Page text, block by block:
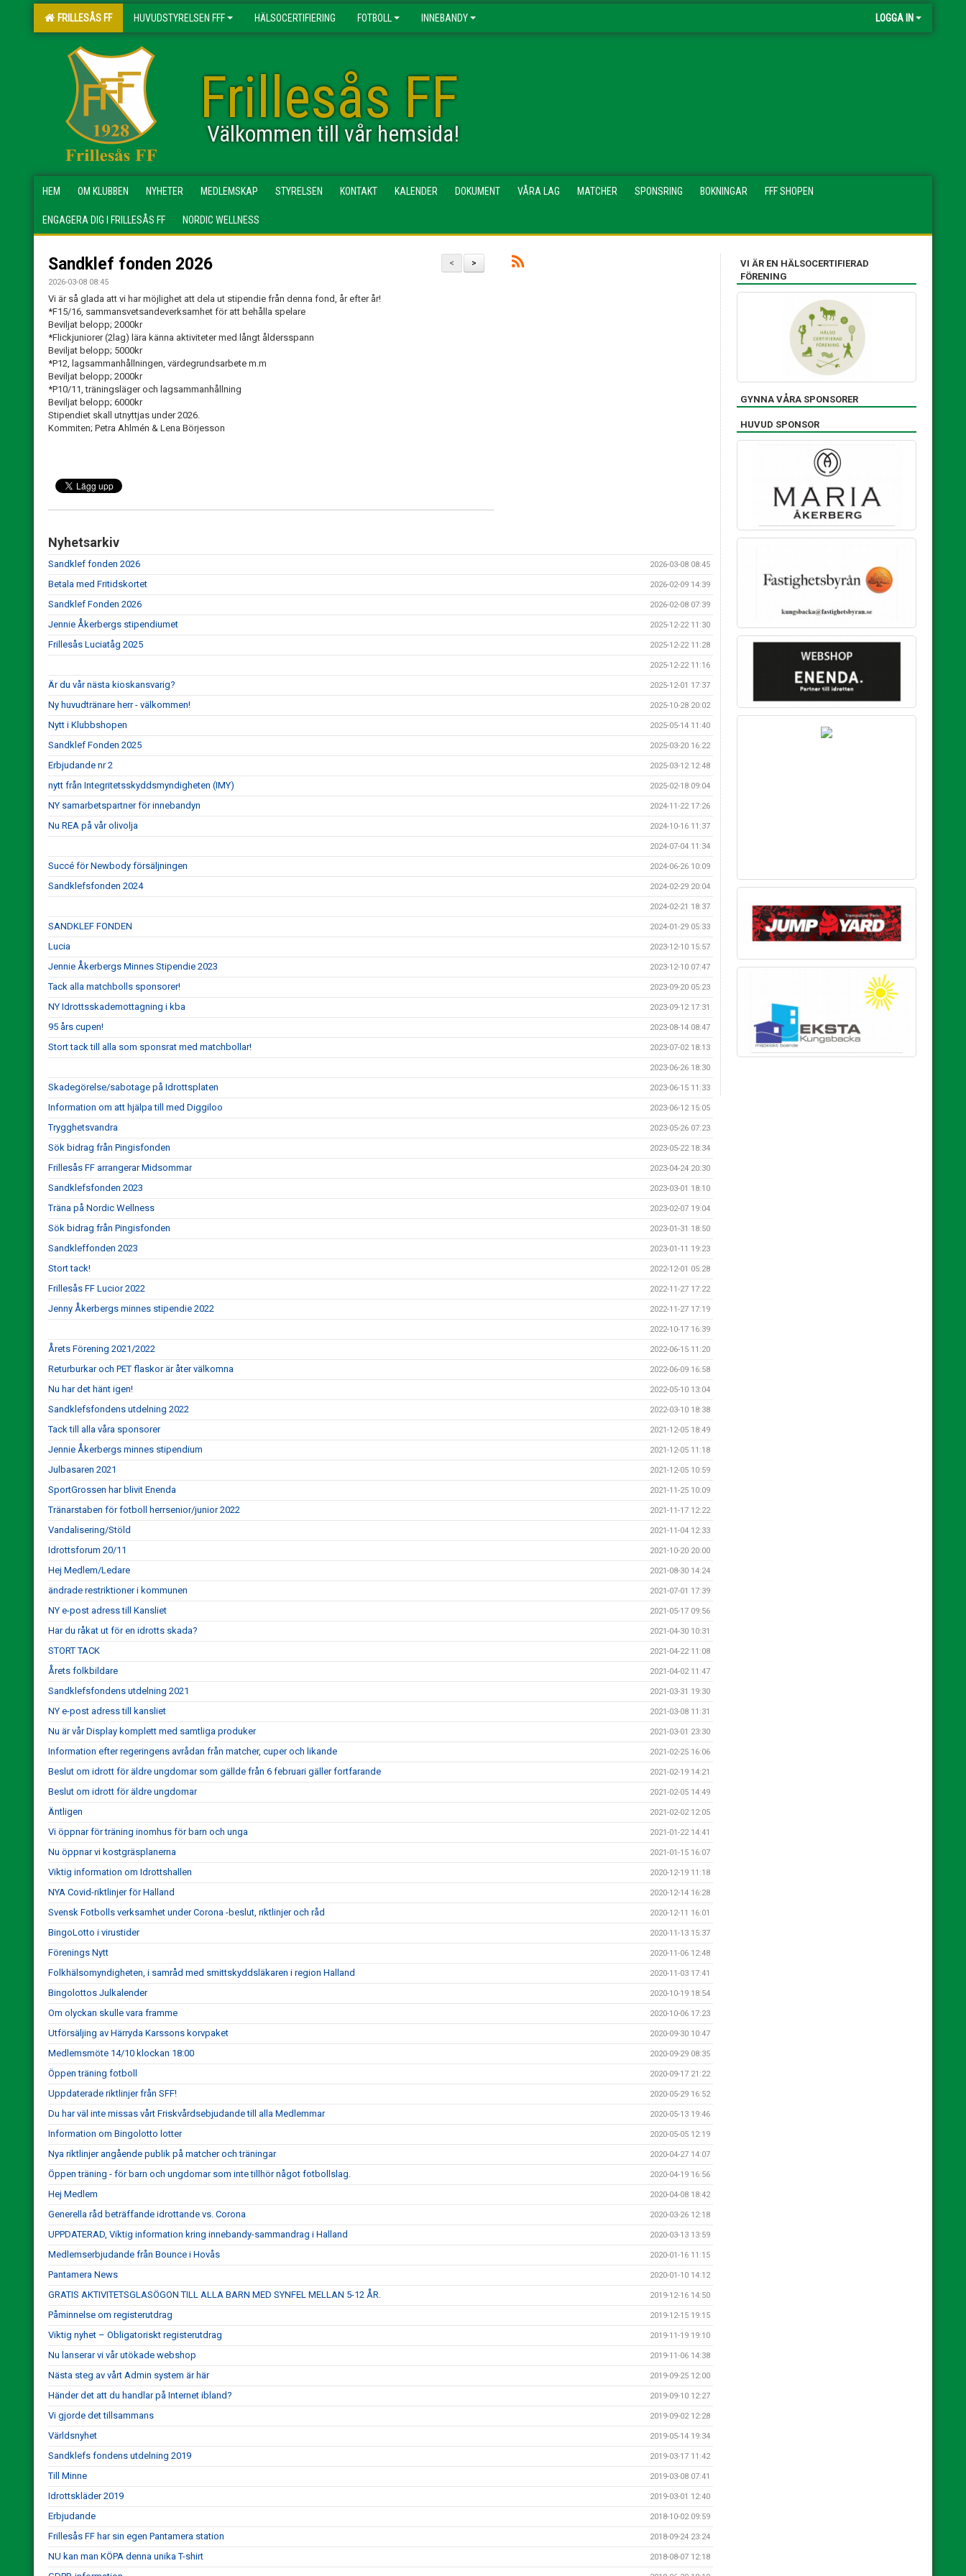
FRILLESÅS FF HUVUDSTYRELSEN FFF HÄLSOCERTIFIERING FOTBOLL INNEBANDY LOGGA IN
Frillesås FF
Välkommen till vår hemsida!
HEM OM KLUBBEN NYHETER MEDLEMSKAP STYRELSEN KONTAKT KALENDER DOKUMENT VÅRA LAG MATCHER SPONSRING BOKNINGAR FFF SHOPEN
ENGAGERA DIG I FRILLESÅS FF NORDIC WELLNESS
>
<
Sandklef fonden 2026
2026-03-08 08:45
Vi är så glada att vi har möjlighet att dela ut stipendie från denna fond, år efter år!
*F15/16, sammansvetsandeverksamhet för att behålla spelare
Beviljat belopp; 2000kr
*Flickjuniorer (2lag) lära känna aktiviteter med långt åldersspann
Beviljat belopp; 5000kr
*P12, lagsammanhållningen, värdegrundsarbete m.m
Beviljat belopp; 2000kr
*P10/11, träningsläger och lagsammanhållning
Beviljat belopp; 6000kr
Stipendiet skall utnyttjas under 2026.
Kommiten; Petra Ahlmén & Lena Börjesson
Nyhetsarkiv
Sandklef fonden 2026 2026-03-08 08:45
Betala med Fritidskortet 2026-02-09 14:39
Sandklef Fonden 2026 2026-02-08 07:39
Jennie Åkerbergs stipendiumet 2025-12-22 11:30
Frillesås Luciatåg 2025 2025-12-22 11:28
2025-12-22 11:16
Är du vår nästa kioskansvarig? 2025-12-01 17:37
Ny huvudtränare herr - välkommen! 2025-10-28 20:02
Nytt i Klubbshopen 2025-05-14 11:40
Sandklef Fonden 2025 2025-03-20 16:22
Erbjudande nr 2 2025-03-12 12:48
nytt från Integritetsskyddsmyndigheten (IMY) 2025-02-18 09:04
NY samarbetspartner för innebandyn 2024-11-22 17:26
Nu REA på vår olivolja 2024-10-16 11:37
2024-07-04 11:34
Succé för Newbody försäljningen 2024-06-26 10:09
Sandklefsfonden 2024 2024-02-29 20:04
2024-02-21 18:37
SANDKLEF FONDEN 2024-01-29 05:33
Lucia 2023-12-10 15:57
Jennie Åkerbergs Minnes Stipendie 2023 2023-12-10 07:47
Tack alla matchbolls sponsorer! 2023-09-20 05:23
NY Idrottsskademottagning i kba 2023-09-12 17:31
95 års cupen! 2023-08-14 08:47
Stort tack till alla som sponsrat med matchbollar! 2023-07-02 18:13
2023-06-26 18:30
Skadegörelse/sabotage på Idrottsplaten 2023-06-15 11:33
Information om att hjälpa till med Diggiloo 2023-06-12 15:05
Trygghetsvandra 2023-05-26 07:23
Sök bidrag från Pingisfonden 2023-05-22 18:34
Frillesås FF arrangerar Midsommar 2023-04-24 20:30
Sandklefsfonden 2023 2023-03-01 18:10
Träna på Nordic Wellness 2023-02-07 19:04
Sök bidrag från Pingisfonden 2023-01-31 18:50
Sandkleffonden 2023 2023-01-11 19:23
Stort tack! 2022-12-01 05:28
Frillesås FF Lucior 2022 2022-11-27 17:22
Jenny Åkerbergs minnes stipendie 2022 2022-11-27 17:19
2022-10-17 16:39
Årets Förening 2021/2022 2022-06-15 11:20
Returburkar och PET flaskor är åter välkomna 2022-06-09 16:58
Nu har det hänt igen! 2022-05-10 13:04
Sandklefsfondens utdelning 2022 2022-03-10 18:38
Tack till alla våra sponsorer 2021-12-05 18:49
Jennie Åkerbergs minnes stipendium 2021-12-05 11:18
Julbasaren 2021 2021-12-05 10:59
SportGrossen har blivit Enenda 2021-11-25 10:09
Tränarstaben för fotboll herrsenior/junior 2022 2021-11-17 12:22
Vandalisering/Stöld 2021-11-04 12:33
Idrottsforum 20/11 2021-10-20 20:00
Hej Medlem/Ledare 2021-08-30 14:24
ändrade restriktioner i kommunen 2021-07-01 17:39
NY e-post adress till Kansliet 2021-05-17 09:56
Har du råkat ut för en idrotts skada? 2021-04-30 10:31
STORT TACK 2021-04-22 11:08
Årets folkbildare 2021-04-02 11:47
Sandklefsfondens utdelning 2021 2021-03-31 19:30
NY e-post adress till kansliet 2021-03-08 11:31
Nu är vår Display komplett med samtliga produker 2021-03-01 23:30
Information efter regeringens avrådan från matcher, cuper och likande 2021-02-25 16:06
Beslut om idrott för äldre ungdomar som gällde från 6 februari gäller fortfarande 2021-02-19 14:21
Beslut om idrott för äldre ungdomar 2021-02-05 14:49
Äntligen 2021-02-02 12:05
Vi öppnar för träning inomhus för barn och unga 2021-01-22 14:41
Nu öppnar vi kostgräsplanerna 2021-01-15 16:07
Viktig information om Idrottshallen 2020-12-19 11:18
NYA Covid-riktlinjer för Halland 2020-12-14 16:28
Svensk Fotbolls verksamhet under Corona -beslut, riktlinjer och råd 2020-12-11 16:01
BingoLotto i virustider 2020-11-13 15:37
Förenings Nytt 2020-11-06 12:48
Folkhälsomyndigheten, i samråd med smittskyddsläkaren i region Halland 2020-11-03 17:41
Bingolottos Julkalender 2020-10-19 18:54
Om olyckan skulle vara framme 2020-10-06 17:23
Utförsäljing av Härryda Karssons korvpaket 2020-09-30 10:47
Medlemsmöte 14/10 klockan 18:00 2020-09-29 08:35
Öppen träning fotboll 2020-09-17 21:22
Uppdaterade riktlinjer från SFF! 2020-05-29 16:52
Du har väl inte missas vårt Friskvårdsebjudande till alla Medlemmar 2020-05-13 19:46
Information om Bingolotto lotter 2020-05-05 12:19
Nya riktlinjer angående publik på matcher och träningar 2020-04-27 14:07
Öppen träning - för barn och ungdomar som inte tillhör något fotbollslag. 2020-04-19 16:56
Hej Medlem 2020-04-08 18:42
Generella råd beträffande idrottande vs. Corona 2020-03-26 12:18
UPPDATERAD, Viktig information kring innebandy-sammandrag i Halland 2020-03-13 13:59
Medlemserbjudande från Bounce i Hovås 2020-01-16 11:15
Pantamera News 2020-01-10 14:12
GRATIS AKTIVITETSGLASÖGON TILL ALLA BARN MED SYNFEL MELLAN 5-12 ÅR. 2019-12-16 14:50
Påminnelse om registerutdrag 2019-12-15 19:15
Viktig nyhet – Obligatoriskt registerutdrag 2019-11-19 19:10
Nu lanserar vi vår utökade webshop 2019-11-06 14:38
Nästa steg av vårt Admin system är här 2019-09-25 12:00
Händer det att du handlar på Internet ibland? 2019-09-10 12:27
Vi gjorde det tillsammans 2019-09-02 12:28
Världsnyhet 2019-05-14 19:34
Sandklefs fondens utdelning 2019 2019-03-17 11:42
Till Minne 2019-03-08 07:41
Idrottskläder 2019 2019-03-01 12:40
Erbjudande 2018-10-02 09:59
Frillesås FF har sin egen Pantamera station 2018-09-24 23:24
NU kan man KÖPA denna unika T-shirt 2018-08-07 12:18
VI ÄR EN HÄLSOCERTIFIERAD
FÖRENING
GYNNA VÅRA SPONSORER
HUVUD SPONSOR